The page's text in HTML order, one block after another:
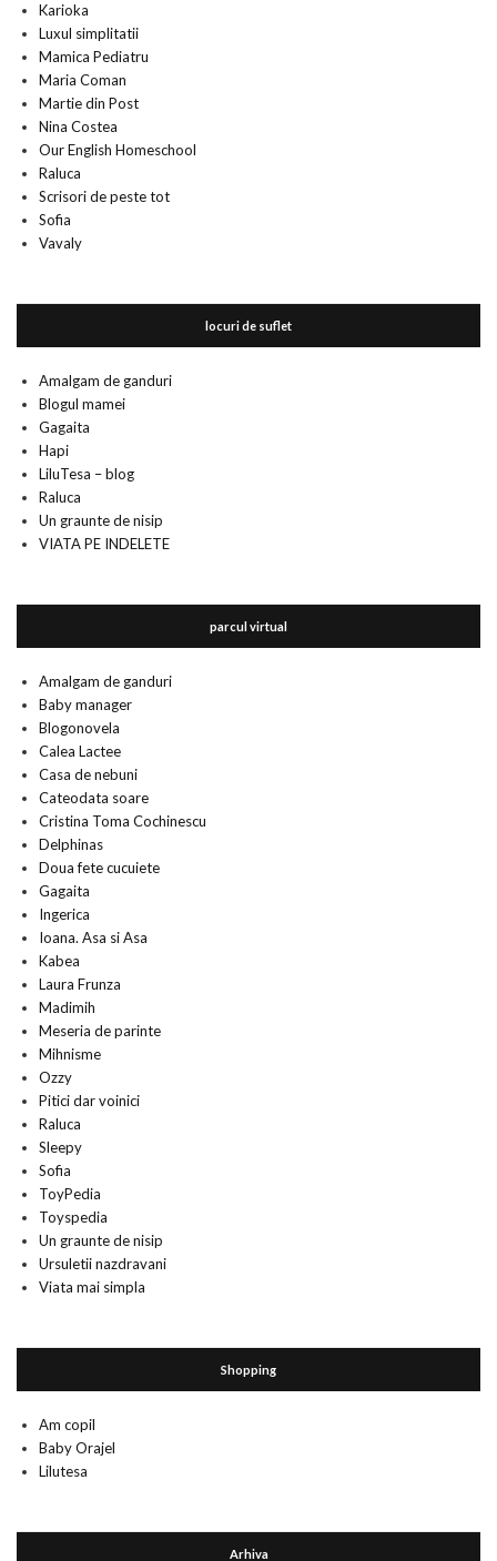
Karioka
Luxul simplitatii
Mamica Pediatru
Maria Coman
Martie din Post
Nina Costea
Our English Homeschool
Raluca
Scrisori de peste tot
Sofia
Vavaly
locuri de suflet
Amalgam de ganduri
Blogul mamei
Gagaita
Hapi
LiluTesa – blog
Raluca
Un graunte de nisip
VIATA PE INDELETE
parcul virtual
Amalgam de ganduri
Baby manager
Blogonovela
Calea Lactee
Casa de nebuni
Cateodata soare
Cristina Toma Cochinescu
Delphinas
Doua fete cucuiete
Gagaita
Ingerica
Ioana. Asa si Asa
Kabea
Laura Frunza
Madimih
Meseria de parinte
Mihnisme
Ozzy
Pitici dar voinici
Raluca
Sleepy
Sofia
ToyPedia
Toyspedia
Un graunte de nisip
Ursuletii nazdravani
Viata mai simpla
Shopping
Am copil
Baby Orajel
Lilutesa
Arhiva